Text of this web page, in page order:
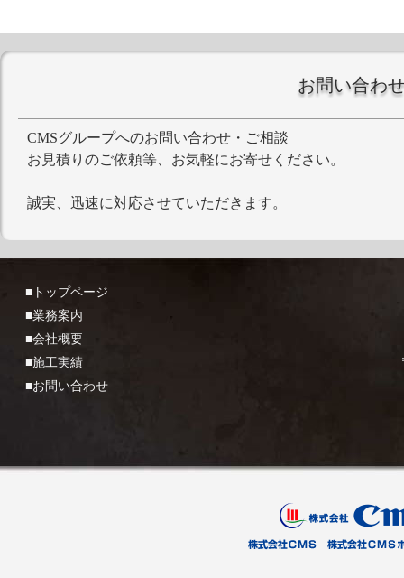
お問い合わ
CMSグループへのお問い合わせ・ご相談
お見積りのご依頼等、お気軽にお寄せください。
誠実、迅速に対応させていただきます。
■トップページ
■業務案内
■会社概要
■施工実績
■お問い合わせ